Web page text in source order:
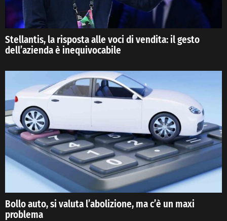
Stellantis, la risposta alle voci di vendita: il gesto
dell’azienda è inequivocabile
Bollo auto, si valuta l’abolizione, ma c’è un maxi
problema